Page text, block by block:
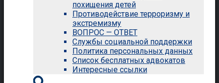
похищения детей
Противодействие терроризму и
экстремизму
ВОПРОС — ОТВЕТ
Службы социальной поддержки
Политика персональных данных
Список бесплатных адвокатов
Интересные ссылки